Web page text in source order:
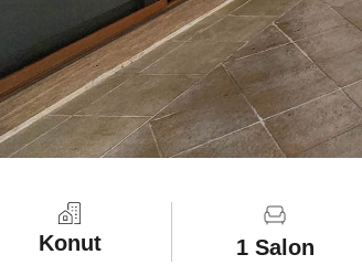
Konut 1 Salon